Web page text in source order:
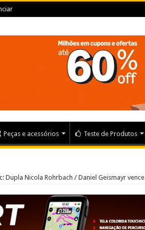
Peças e acessórios Teste de Produtos
Dupla Nicola Rohrbach / Daniel Geismayr